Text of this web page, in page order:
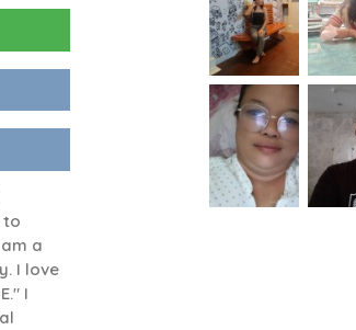
to
a
I love
I